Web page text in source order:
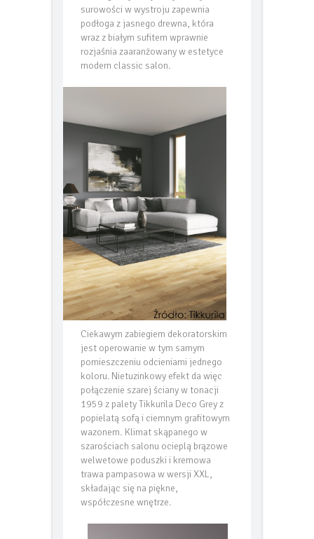
surowości w wystroju zapewnia
podłoga z jasnego drewna, która
wraz z białym sufitem wprawnie
rozjaśnia zaaranżowany w estetyce
modern classic salon.
Ciekawym zabiegiem dekoratorskim
jest operowanie w tym samym
pomieszczeniu odcieniami jednego
koloru. Nietuzinkowy efekt da więc
połączenie szarej ściany w tonacji
1959 z palety Tikkurila Deco Grey z
popielatą sofą i ciemnym grafitowym
wazonem. Klimat skąpanego w
szarościach salonu ocieplą brązowe
welwetowe poduszki i kremowa
trawa pampasowa w wersji XXL,
składając się na piękne,
współczesne wnętrze.